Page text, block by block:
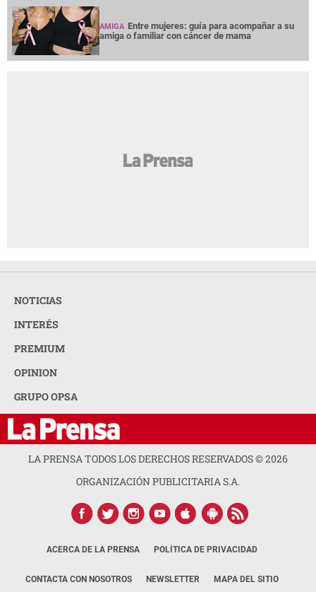
AMIGA Entre mujeres: guía para acompañar a su
amiga o familiar con cáncer de mama
NOTICIAS
INTERÉS
PREMIUM
OPINION
GRUPO OPSA
LA PRENSA TODOS LOS DERECHOS RESERVADOS ©2026
ORGANIZACIÓN PUBLICITARIA S.A.
ACERCA DE LA PRENSA POLÍTICA DE PRIVACIDAD
CONTACTA CON NOSOTROS NEWSLETTER MAPA DEL SITIO